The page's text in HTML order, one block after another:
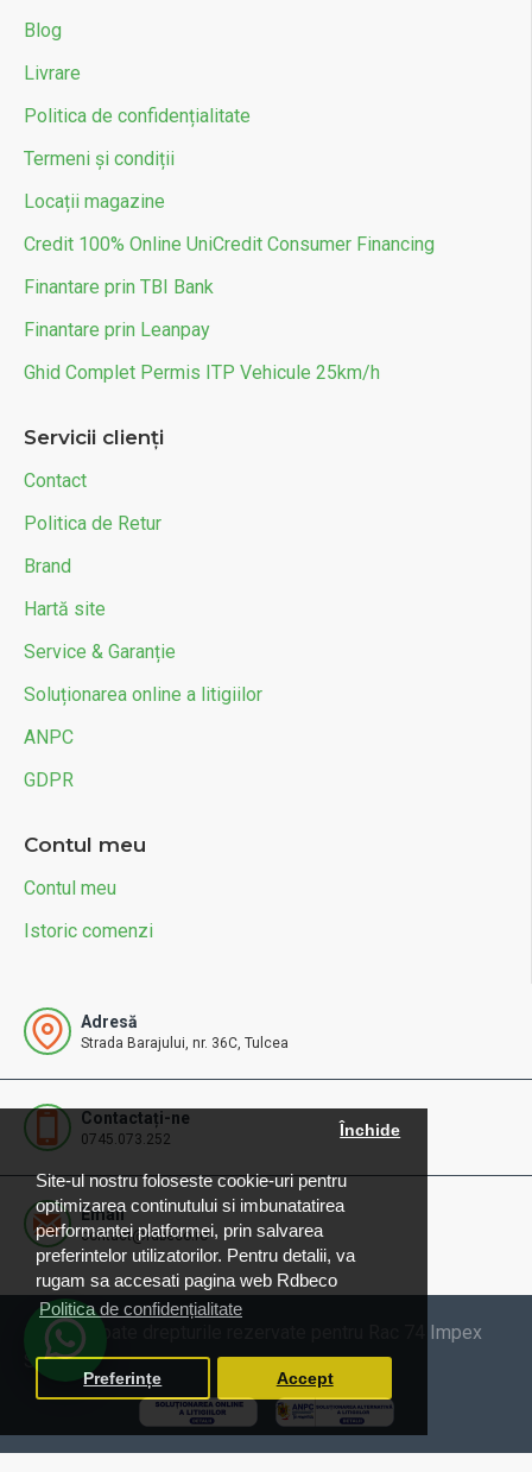
Site-ul nostru foloseste cookie-uri pentru
optimizarea continutului si imbunatatirea
performantei platformei, prin salvarea
preferintelor utilizatorilor. Pentru detalii, va
rugam sa accesati pagina web Rdbeco
Politica de confidențialitate
Închide
Preferințe Accept
Blog
Livrare
Politica de confidențialitate
Termeni și condiții
Locații magazine
Credit 100% Online UniCredit Consumer Financing
Finantare prin TBI Bank
Finantare prin Leanpay
Ghid Complet Permis ITP Vehicule 25km/h
Servicii clienți
Contact
Politica de Retur
Brand
Hartă site
Service & Garanție
Soluționarea online a litigiilor
ANPC
GDPR
Contul meu
Contul meu
Istoric comenzi
Adresă
Strada Barajului, nr. 36C, Tulcea
Contactați-ne
0745.073.252
Email
contact@rdbeco.ro
© 2025 Toate drepturile rezervate pentru Rac 74 Impex
SRL